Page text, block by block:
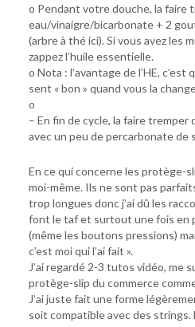
o Pendant votre douche, la faire
eau/vinaigre/bicarbonate + 2
(arbre à thé ici). Si vous avez les
zappez l’huile essentielle.
o Nota : l’avantage de l’HE, c’est
sent « bon » quand vous la
o
– En fin de cycle, la faire tremper
avec un peu de percarbonate de
En ce qui concerne les protège-
moi-même. Ils ne sont pas
trop longues donc j’ai dû les
font le taf et surtout une fois en
(même les boutons pressions)
c’est moi qui l’ai fait ».
J’ai regardé 2-3 tutos vidéo, me
protège-slip du commerce
J’ai juste fait une forme
soit compatible avec des